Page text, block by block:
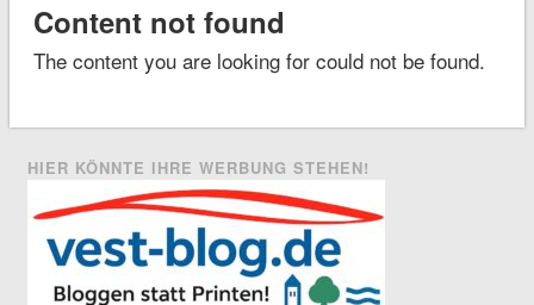
Content not found
The content you are looking for could not be found.
HIER KÖNNTE IHRE WERBUNG STEHEN!